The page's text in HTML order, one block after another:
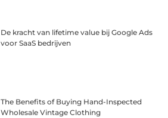
De kracht van lifetime value bij Google Ads
voor SaaS bedrijven
The Benefits of Buying Hand-Inspected
Wholesale Vintage Clothing